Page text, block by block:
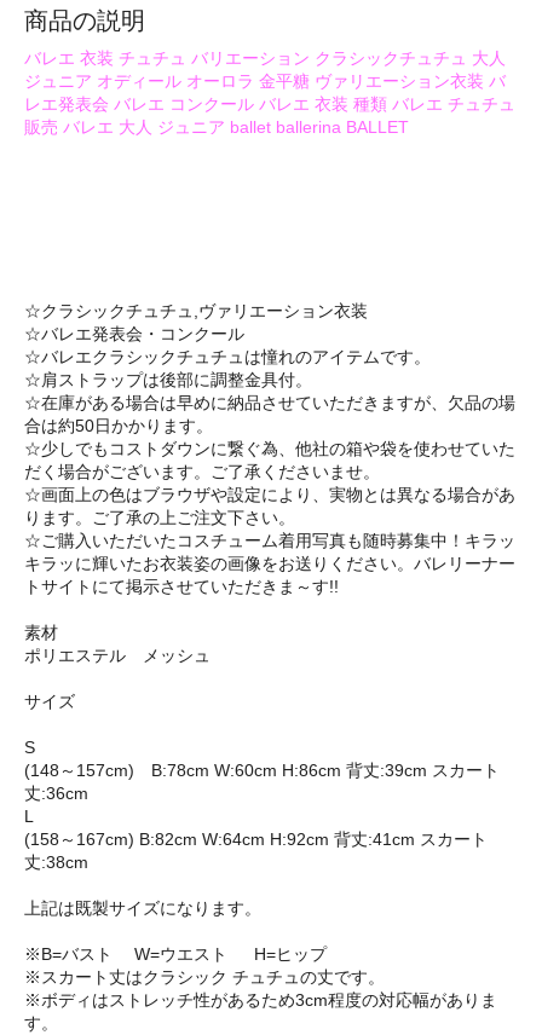
商品の説明
バレエ 衣装 チュチュ バリエーション クラシックチュチュ 大人
ジュニア オディール オーロラ 金平糖 ヴァリエーション衣装 バ
レエ発表会 バレエ コンクール バレエ 衣装 種類 バレエ チュチュ
販売 バレエ 大人 ジュニア ballet ballerina BALLET
☆クラシックチュチュ,ヴァリエーション衣装
☆バレエ発表会・コンクール
☆バレエクラシックチュチュは憧れのアイテムです。
☆肩ストラップは後部に調整金具付。
☆在庫がある場合は早めに納品させていただきますが、欠品の場
合は約50日かかります。
☆少しでもコストダウンに繋ぐ為、他社の箱や袋を使わせていた
だく場合がございます。ご了承くださいませ。
☆画面上の色はブラウザや設定により、実物とは異なる場合があ
ります。ご了承の上ご注文下さい。
☆ご購入いただいたコスチューム着用写真も随時募集中！キラッ
キラッに輝いたお衣装姿の画像をお送りください。バレリーナー
トサイトにて掲示させていただきま～す!!
素材
ポリエステル メッシュ
サイズ
S
(148～157cm) B:78cm W:60cm H:86cm 背丈:39cm スカート
丈:36cm
L
(158～167cm) B:82cm W:64cm H:92cm 背丈:41cm スカート
丈:38cm
上記は既製サイズになります。
※B=バスト W=ウエスト H=ヒップ
※スカート丈はクラシック チュチュの丈です。
※ボディはストレッチ性があるため3cm程度の対応幅がありま
す。